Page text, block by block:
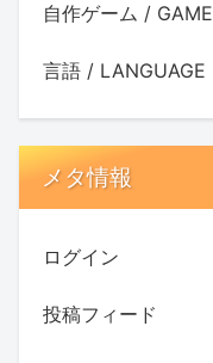
自作ゲーム / GAME
言語 / LANGUAGE
メタ情報
ログイン
投稿フィード